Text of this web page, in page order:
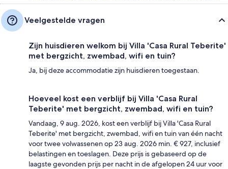
Veelgestelde vragen
Zijn huisdieren welkom bij Villa 'Casa Rural Teberite'
met bergzicht, zwembad, wifi en tuin?
Ja, bij deze accommodatie zijn huisdieren toegestaan.
Hoeveel kost een verblijf bij Villa 'Casa Rural
Teberite' met bergzicht, zwembad, wifi en tuin?
Vandaag, 9 aug. 2026, kost een verblijf bij Villa 'Casa Rural
Teberite' met bergzicht, zwembad, wifi en tuin van één nacht
voor twee volwassenen op 23 aug. 2026 min. € 927, inclusief
belastingen en toeslagen. Deze prijs is gebaseerd op de
laagste gevonden prijs per nacht in de afgelopen 24 uur voor